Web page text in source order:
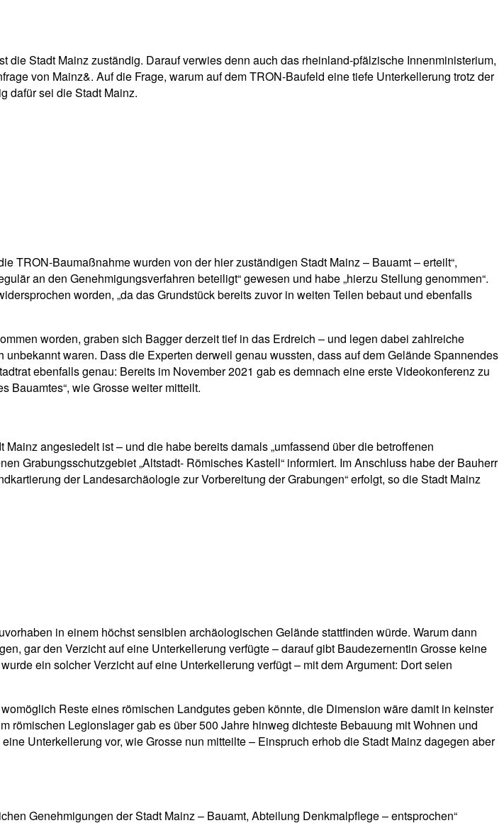
Stadt Mainz zuständig. Darauf verwies denn auch das rheinland-pfälzische Innenministerium,
von Mainz&. Auf die Frage, warum auf dem TRON-Baufeld eine tiefe Unterkellerung trotz der
dafür sei die Stadt Mainz.
TRON-Baumaßnahme wurden von der hier zuständigen Stadt Mainz – Bauamt – erteilt“,
an den Genehmigungsverfahren beteiligt“ gewesen und habe „hierzu Stellung genommen“.
worden, „da das Grundstück bereits zuvor in weiten Teilen bebaut und ebenfalls
worden, graben sich Bagger derzeit tief in das Erdreich – und legen dabei zahlreiche
waren. Dass die Experten derweil genau wussten, dass auf dem Gelände Spannendes
ebenfalls genau: Bereits im November 2021 gab es demnach eine erste Videokonferenz zu
Bauamtes“, wie Grosse weiter mitteilt.
angesiedelt ist – und die habe bereits damals „umfassend über die betroffenen
Grabungsschutzgebiet „Altstadt- Römisches Kastell“ informiert. Im Anschluss habe der Bauherr
der Landesarchäologie zur Vorbereitung der Grabungen“ erfolgt, so die Stadt Mainz
in einem höchst sensiblen archäologischen Gelände stattfinden würde. Warum dann
gar den Verzicht auf eine Unterkellerung verfügte – darauf gibt Baudezernentin Grosse keine
ein solcher Verzicht auf eine Unterkellerung verfügt – mit dem Argument: Dort seien
Reste eines römischen Landgutes geben könnte, die Dimension wäre damit in keinster
römischen Legionslager gab es über 500 Jahre hinweg dichteste Bebauung mit Wohnen und
Unterkellerung vor, wie Grosse nun mitteilte – Einspruch erhob die Stadt Mainz dagegen aber
Genehmigungen der Stadt Mainz – Bauamt, Abteilung Denkmalpflege – entsprochen“